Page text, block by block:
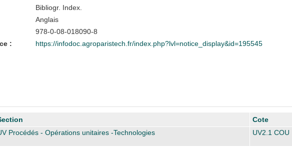
Bibliogr. Index.
Anglais
978-0-08-018090-8
:
https://infodoc.agroparistech.fr/index.php?lvl=notice_display&id=195545
Cote
Procédés - Opérations unitaires -Technologies UV2.1 COU